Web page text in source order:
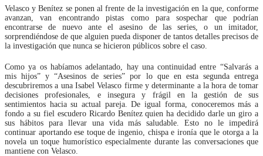
Velasco y Benítez se ponen al frente de la investigación en la que, conforme
avanzan, van encontrando pistas como para sospechar que podrían
encontrarse de nuevo ante el asesino de las series, o un imitador,
sorprendiéndose de que alguien pueda disponer de tantos detalles precisos de
la investigación que nunca se hicieron públicos sobre el caso.
Como ya os habíamos adelantado, hay una continuidad entre “Salvarás a
mis hijos” y “Asesinos de series” por lo que en esta segunda entrega
descubriremos a una Isabel Velasco firme y determinante a la hora de tomar
decisiones profesionales, e insegura y frágil en la gestión de sus
sentimientos hacia su actual pareja. De igual forma, conoceremos más a
fondo a su fiel escudero Ricardo Benítez quien ha decidido darle un giro a
sus hábitos para llevar una vida más saludable. Esto no le impedirá
continuar aportando ese toque de ingenio, chispa e ironía que le otorga a la
novela un toque humorístico especialmente durante las conversaciones que
mantiene con Velasco.